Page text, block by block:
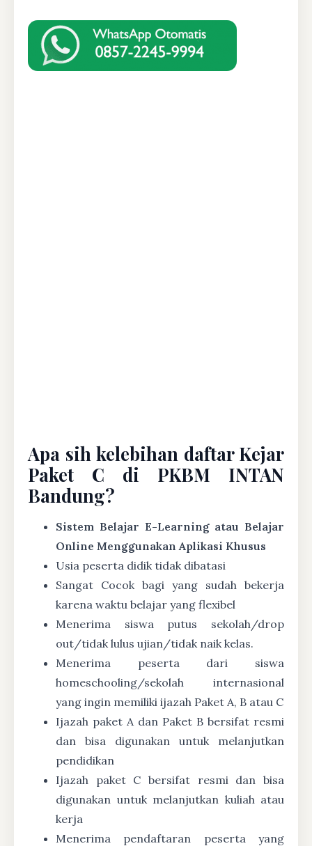
Apa sih kelebihan daftar Kejar
Paket C di PKBM INTAN
Bandung?
Sistem Belajar E-Learning atau Belajar
Online Menggunakan Aplikasi Khusus
Usia peserta didik tidak dibatasi
Sangat Cocok bagi yang sudah bekerja
karena waktu belajar yang flexibel
Menerima siswa putus sekolah/drop
out/tidak lulus ujian/tidak naik kelas.
Menerima peserta dari siswa
homeschooling/sekolah internasional
yang ingin memiliki ijazah Paket A, B atau C
Ijazah paket A dan Paket B bersifat resmi
dan bisa digunakan untuk melanjutkan
pendidikan
Ijazah paket C bersifat resmi dan bisa
digunakan untuk melanjutkan kuliah atau
kerja
Menerima pendaftaran peserta yang